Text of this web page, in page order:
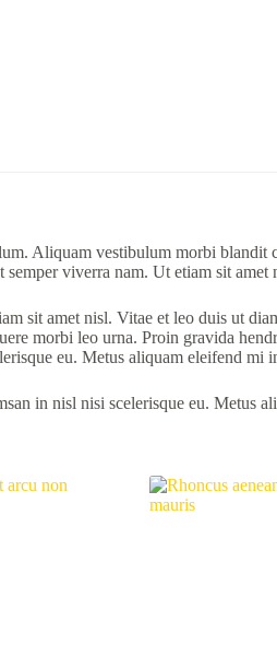
Aliquam vestibulum morbi blandit
semper viverra nam. Ut etiam sit
sit amet nisl. Vitae et leo duis ut
morbi leo urna. Proin gravida
eu. Metus aliquam eleifend
in nisl nisi scelerisque eu. Metus